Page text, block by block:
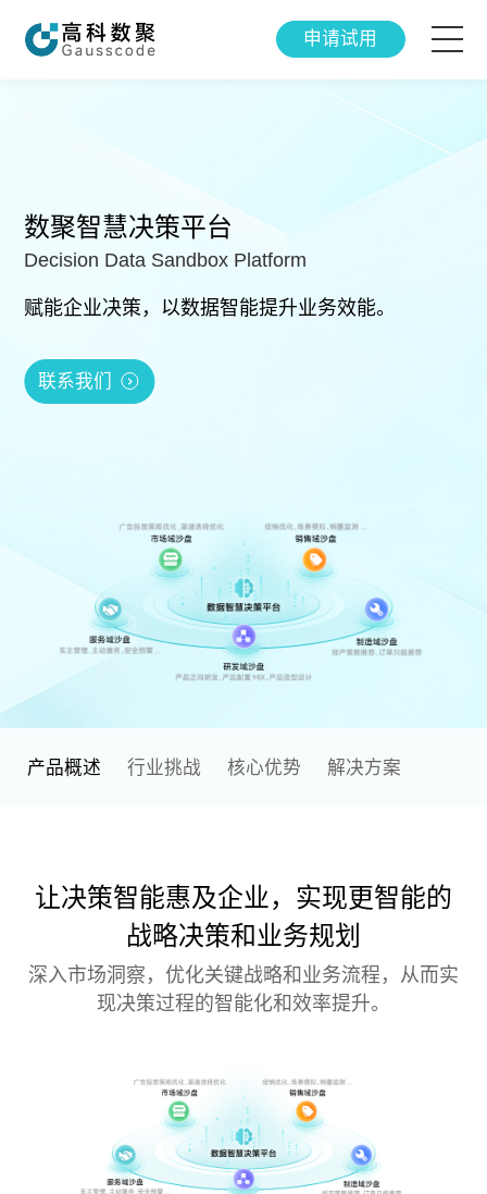
成功案例
智研院
关于我们
申请试用
数聚智慧决策平台
Decision Data Sandbox Platform
赋能企业决策，以数据智能提升业务效能。
联系我们
产品概述 行业挑战 核心优势 解决方案
让决策智能惠及企业，实现更智能的
战略决策和业务规划
深入市场洞察，优化关键战略和业务流程，从而实
现决策过程的智能化和效率提升。